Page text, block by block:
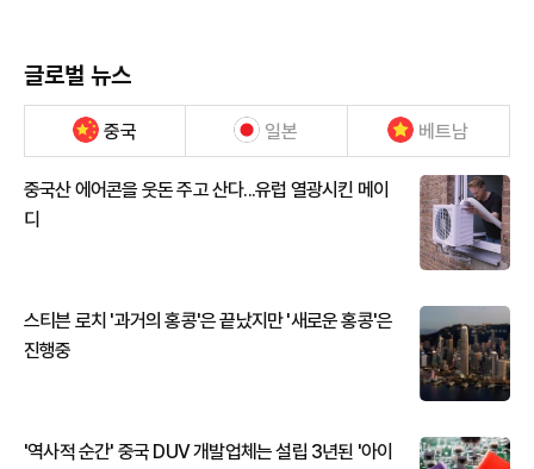
글로벌 뉴스
중국 일본 베트남
중국산 에어콘을 웃돈 주고 산다...유럽 열광시킨 메이
디
스티븐 로치 '과거의 홍콩'은 끝났지만 '새로운 홍콩'은
진행중
'역사적 순간' 중국 DUV 개발업체는 설립 3년된 '아이